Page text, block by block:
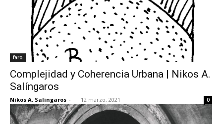
faro
Complejidad y Coherencia Urbana | Nikos A.
Salíngaros
Nikos A. Salingaros - 12 marzo, 2021 0